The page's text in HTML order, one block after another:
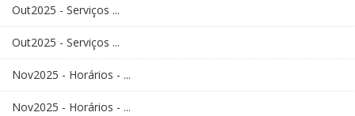
Out2025 - Serviços ...
Out2025 - Serviços ...
Nov2025 - Horários - ...
Nov2025 - Horários - ...